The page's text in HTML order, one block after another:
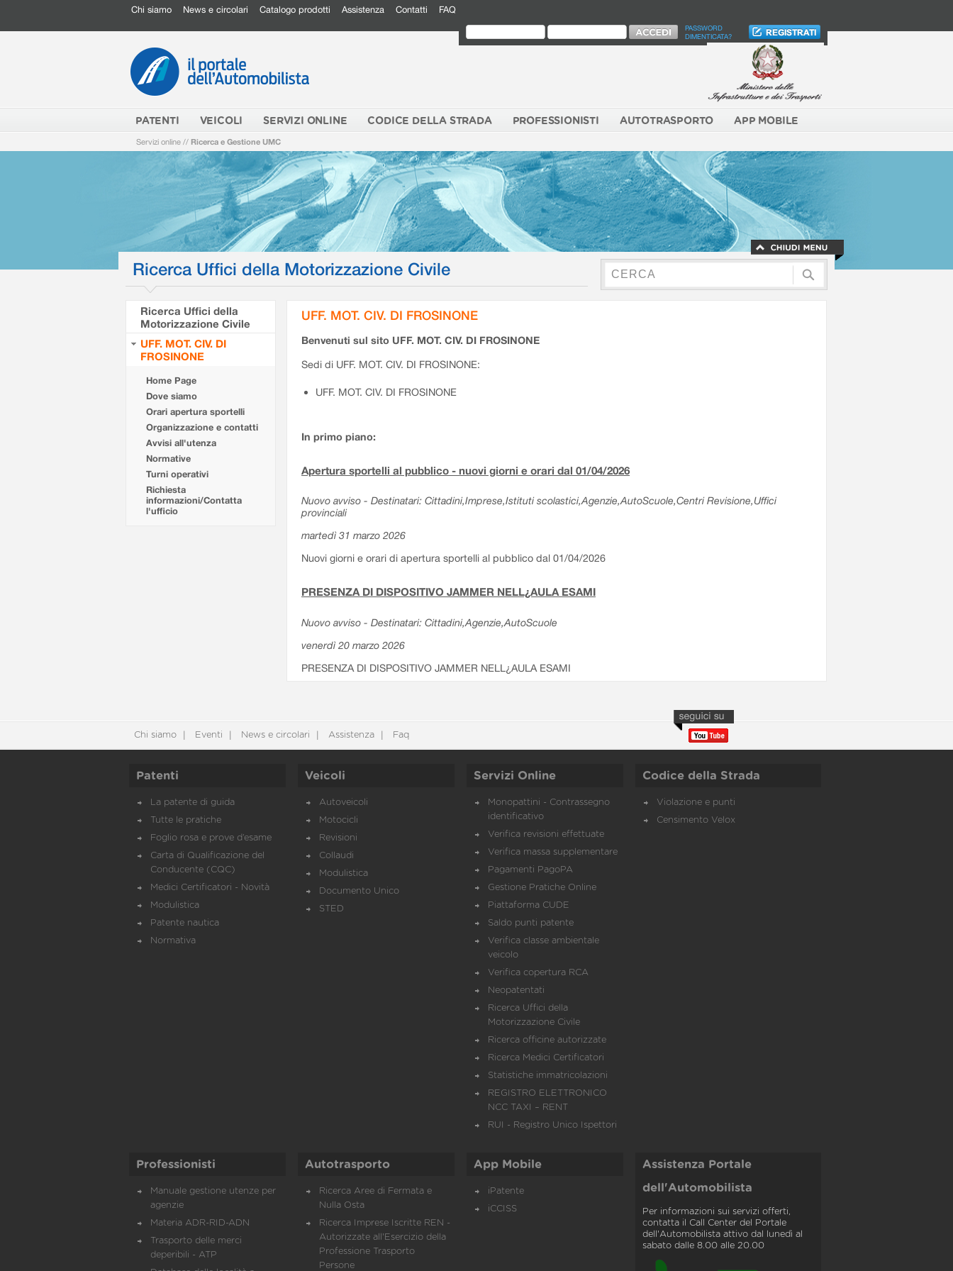
Chi siamo News e circolari Catalogo prodotti Assistenza Contatti FAQ
PASSWORD
DIMENTICATA?
PATENTI VEICOLI SERVIZI ONLINE CODICE DELLA STRADA PROFESSIONISTI AUTOTRASPORTO APP MOBILE
Servizi online // Ricerca e Gestione UMC
Ricerca Uffici della Motorizzazione Civile
Ricerca Uffici della
Motorizzazione Civile
UFF. MOT. CIV. DI
FROSINONE
Home Page
Dove siamo
Orari apertura sportelli
Organizzazione e contatti
Avvisi all'utenza
Normative
Turni operativi
Richiesta
informazioni/Contatta
l'ufficio
UFF. MOT. CIV. DI FROSINONE
Benvenuti sul sito UFF. MOT. CIV. DI FROSINONE
Sedi di UFF. MOT. CIV. DI FROSINONE:
UFF. MOT. CIV. DI FROSINONE
In primo piano:
Apertura sportelli al pubblico - nuovi giorni e orari dal 01/04/2026
Nuovo avviso - Destinatari: Cittadini,Imprese,Istituti scolastici,Agenzie,AutoScuole,Centri Revisione,Uffici
provinciali
martedì 31 marzo 2026
Nuovi giorni e orari di apertura sportelli al pubblico dal 01/04/2026
PRESENZA DI DISPOSITIVO JAMMER NELL¿AULA ESAMI
Nuovo avviso - Destinatari: Cittadini,Agenzie,AutoScuole
venerdì 20 marzo 2026
PRESENZA DI DISPOSITIVO JAMMER NELL¿AULA ESAMI
Chi siamo Eventi News e circolari Assistenza Faq
Patenti
La patente di guida
Tutte le pratiche
Foglio rosa e prove d’esame
Carta di Qualificazione del
Conducente (CQC)
Medici Certificatori - Novità
Modulistica
Patente nautica
Normativa
Veicoli
Autoveicoli
Motocicli
Revisioni
Collaudi
Modulistica
Documento Unico
STED
Servizi Online
Monopattini - Contrassegno
identificativo
Verifica revisioni effettuate
Verifica massa supplementare
Pagamenti PagoPA
Gestione Pratiche Online
Piattaforma CUDE
Saldo punti patente
Verifica classe ambientale
veicolo
Verifica copertura RCA
Neopatentati
Ricerca Uffici della
Motorizzazione Civile
Ricerca officine autorizzate
Ricerca Medici Certificatori
Statistiche immatricolazioni
REGISTRO ELETTRONICO
NCC TAXI – RENT
RUI - Registro Unico Ispettori
Codice della Strada
Violazione e punti
Censimento Velox
Professionisti
Manuale gestione utenze per
agenzie
Materia ADR-RID-ADN
Trasporto delle merci
deperibili - ATP
Autotrasporto
Ricerca Aree di Fermata e
Nulla Osta
Ricerca Imprese Iscritte REN -
Autorizzate all'Esercizio della
Professione Trasporto
Persone
App Mobile
iPatente
iCCISS
Assistenza Portale
dell'Automobilista
Per informazioni sui servizi offerti,
contatta il Call Center del Portale
dell'Automobilista attivo dal lunedì al
sabato dalle 8.00 alle 20.00